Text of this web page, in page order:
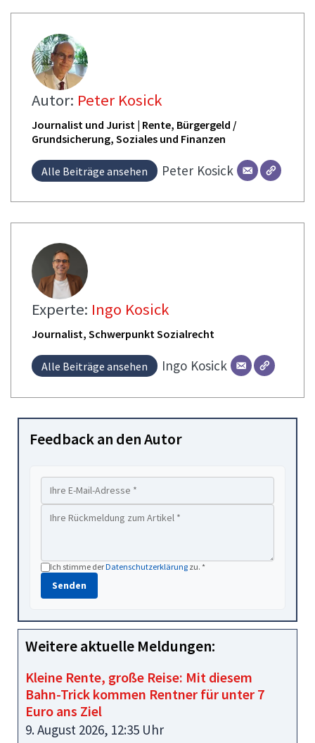
Autor: Peter Kosick
Journalist und Jurist | Rente, Bürgergeld /
Grundsicherung, Soziales und Finanzen
Alle Beiträge ansehen Peter Kosick
Experte: Ingo Kosick
Journalist, Schwerpunkt Sozialrecht
Alle Beiträge ansehen Ingo Kosick
Feedback an den Autor
Ich stimme derDatenschutzerklärung zu. *
Senden
Weitere aktuelle Meldungen:
Kleine Rente, große Reise: Mit diesem
Bahn-Trick kommen Rentner für unter 7
Euro ans Ziel
9. August 2026, 12:35 Uhr